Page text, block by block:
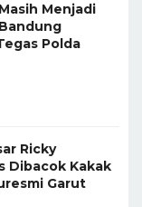
Menjadi
Polda
Ricky
Dibacok Kakak
Garut